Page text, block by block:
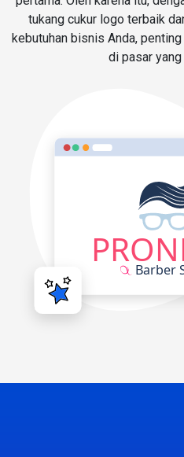
tukang cukur logo terbaik
kebutuhan bisnis Anda,
di pasar